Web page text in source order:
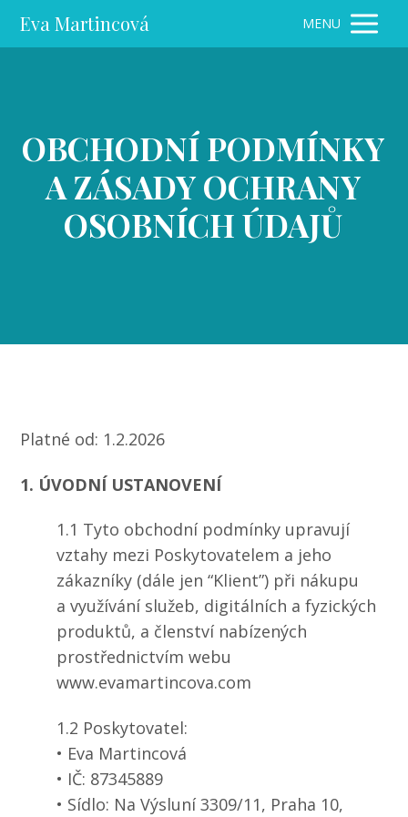
Eva Martincová MENU
OBCHODNÍ PODMÍNKY
A ZÁSADY OCHRANY
OSOBNÍCH ÚDAJŮ
Platné od: 1.2.2026
1. ÚVODNÍ USTANOVENÍ
1.1 Tyto obchodní podmínky upravují
vztahy mezi Poskytovatelem a jeho
zákazníky (dále jen “Klient”) při nákupu
a využívání služeb, digitálních a fyzických
produktů, a členství nabízených
prostřednictvím webu
www.evamartincova.com
1.2 Poskytovatel:
• Eva Martincová
• IČ: 87345889
• Sídlo: Na Výsluní 3309/11, Praha 10,